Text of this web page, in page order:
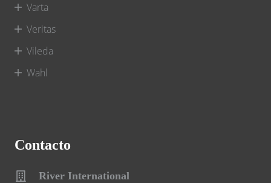
Varta
Veritas
Vileda
Wahl
Contacto
River International